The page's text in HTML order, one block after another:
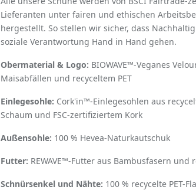
Lieferanten unter fairen und ethischen
hergestellt. So stellen wir sicher, dass
soziale Verantwortung Hand in Hand gehen.
Obermaterial & Logo: BIOWAVE™-Veganes
Maisabfällen und recyceltem PET
Einlegesohle: Cork'in™-Einlegesohlen aus
Schaum und FSC-zertifiziertem Kork
Außensohle: 100 % Hevea-Naturkautschuk
Futter: REWAVE™-Futter aus Bambusfasern und
Schnürsenkel und Nähte: 100 % recycelte PET-